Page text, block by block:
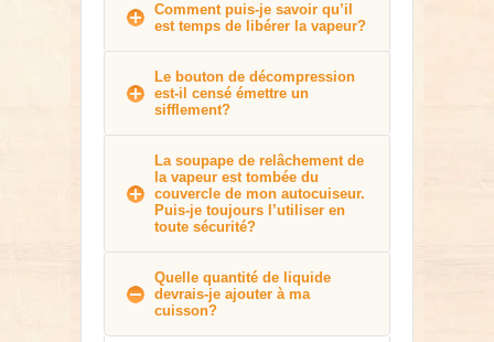
Comment puis-je savoir qu’il
est temps de libérer la vapeur?
Le bouton de décompression
est-il censé émettre un
sifflement?
La soupape de relâchement de
la vapeur est tombée du
couvercle de mon autocuiseur.
Puis-je toujours l’utiliser en
toute sécurité?
Quelle quantité de liquide
devrais-je ajouter à ma
cuisson?